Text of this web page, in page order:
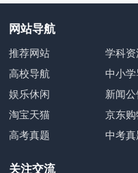
网站导航
推荐网站 学科资
高校导航
中小学
娱乐休闲
新闻公
淘宝天猫
京东购
高考真题
中考真
关注交流